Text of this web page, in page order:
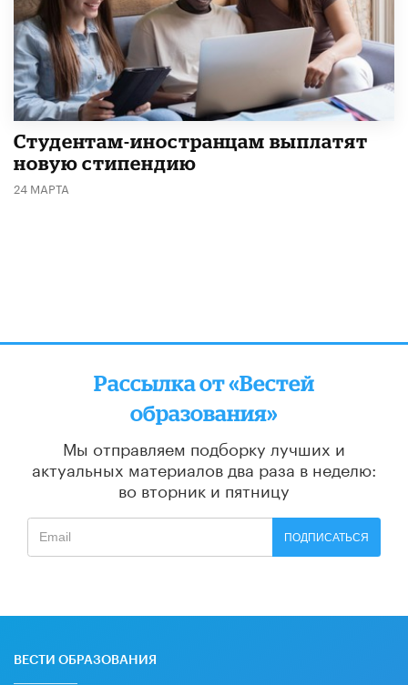
Студентам-иностранцам выплатят
новую стипендию
24 МАРТА
Рассылка от «Вестей
образования»
Мы отправляем подборку лучших и
актуальных материалов два раза в неделю:
во вторник и пятницу
ПОДПИСАТЬСЯ
ВЕСТИ ОБРАЗОВАНИЯ